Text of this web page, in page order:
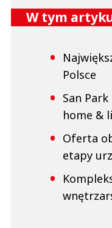
W tym
Polsce
San
home &
Oferta
etapy